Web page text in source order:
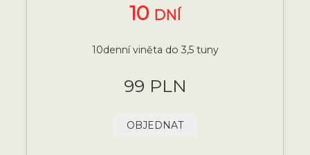
10 DNÍ
10denní viněta do 3,5 tuny
99 PLN
OBJEDNAT